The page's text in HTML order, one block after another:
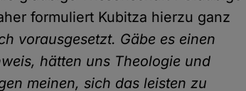
formuliert Kubitza hierzu ganz
vorausgesetzt. Gäbe es einen
hätten uns Theologie und
meinen, sich das leisten zu